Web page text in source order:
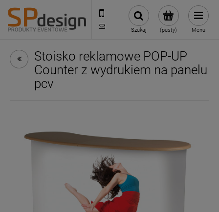
221002030
sklep@reklamydrukarnia.pl
(pusty)
Szukaj Menu
Stoisko reklamowe POP-UP
Counter z wydrukiem na panelu
pcv